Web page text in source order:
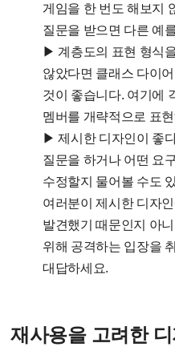
게임을 한 번도 해보지
질문을 받으면 다른 예
▶ 계층도의 표현 형식
않았다면 클래스 다이
것이 좋습니다. 여기에
멤버를 개략적으로 표
▶ 제시한 디자인이 좋
질문을 하거나 어떤 요
수정할지 물어볼 수도
여러분이 제시한 디자
발견했기 때문인지 아
위해 공격하는 입장을
대답하세요.
재사용을 고려한